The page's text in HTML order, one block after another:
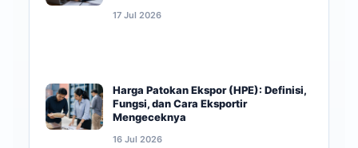
17 Jul 2026
Harga Patokan Ekspor (HPE): Definisi,
Fungsi, dan Cara Eksportir
Mengeceknya
16 Jul 2026